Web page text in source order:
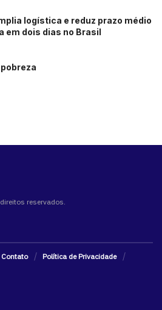
logística e reduz prazo médio
em dois dias no Brasil
reservados.
Contato
Política de Privacidade